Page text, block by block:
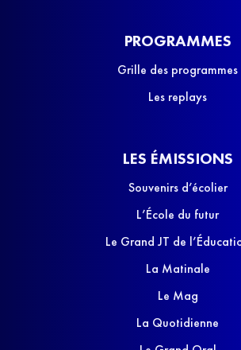
PROGRAMMES
Grille des programmes
Les replays
LES ÉMISSIONS
Souvenirs d’écolier
L’École du futur
Le Grand JT de
La Matinale
Le Mag
La Quotidienne